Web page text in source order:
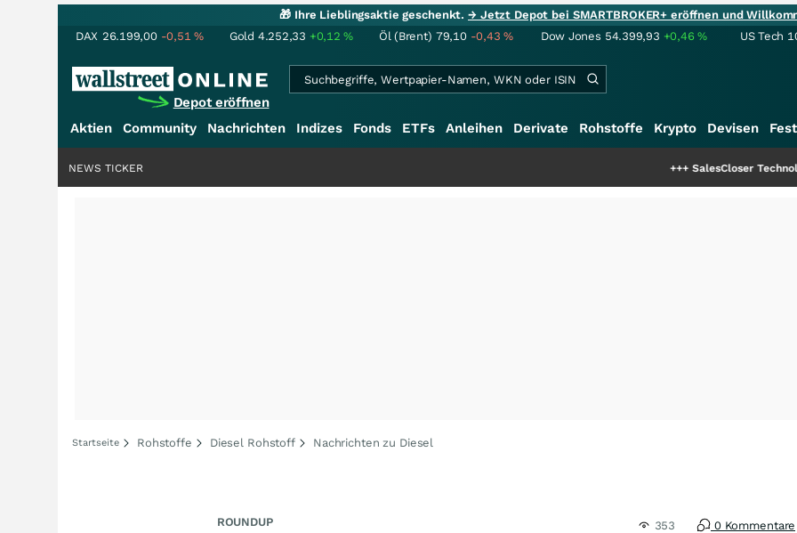
🎁 Ihre Lieblingsaktie geschenkt.→ Jetzt Depot bei SMARTBROKER+ eröffnen und
DAX 26.199,00 -0,51% Gold 4.252,33 +0,12% Öl (Brent) 79,10 -0,43% Dow Jones 54.399,93 +0,46% US Tech
Depot eröffnen
Aktien Community Nachrichten Indizes Fonds ETFs Anleihen Derivate Rohstoffe Krypto Devisen
SalesCloser Technologies:
NEWS TICKER
Startseite Rohstoffe Diesel Rohstoff Nachrichten zu Diesel
ROUNDUP 353 0 Kommentare